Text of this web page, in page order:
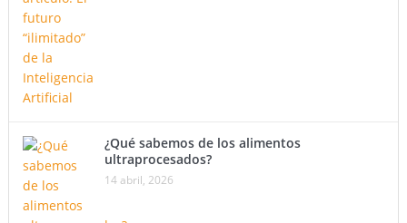
¿Qué sabemos de los alimentos
ultraprocesados?
14 abril, 2026